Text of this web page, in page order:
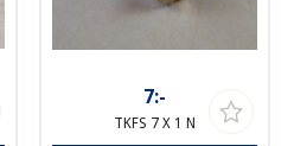
7:-
TKFS 7 X 1 N